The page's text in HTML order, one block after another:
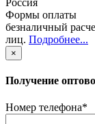
Формы оплаты
безналичный
лиц. Подробнее...
×
Получение
Номер телефона*